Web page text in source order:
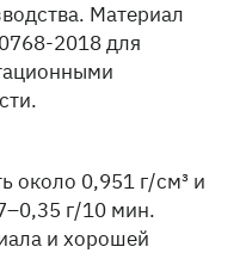
Материал
2018 для
около 0,951 г/см³ и
г/10 мин.
и хорошей